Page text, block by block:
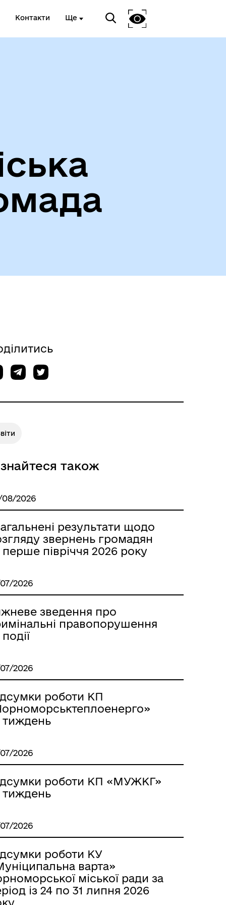
Контакти Ще
також
2026
результати щодо
звернень громадян
перше півріччя 2026 року
2026
зведення про
правопорушення
2026
роботи КП
тиждень
2026
роботи КП «МУЖКГ»
тиждень
2026
роботи КУ
варта»
міської ради за
із 24 по 31 липня 2026